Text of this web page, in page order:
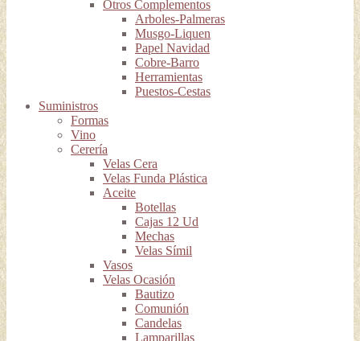
Otros Complementos
Arboles-Palmeras
Musgo-Liquen
Papel Navidad
Cobre-Barro
Herramientas
Puestos-Cestas
Suministros
Formas
Vino
Cerería
Velas Cera
Velas Funda Plástica
Aceite
Botellas
Cajas 12 Ud
Mechas
Velas Símil
Vasos
Velas Ocasión
Bautizo
Comunión
Candelas
Lamparillas